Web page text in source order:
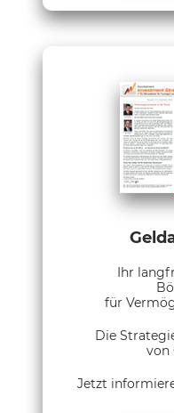
Ihr
für
Die
von
Jetzt